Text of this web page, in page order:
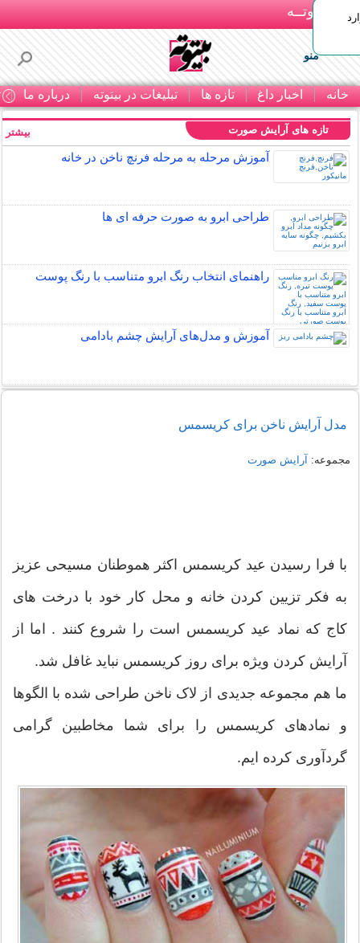
بـیتوتــه
منو
خانه اخبار داغ تازه ها تبلیغات در بیتوته درباره ما
تازه های آرایش صورت
آموزش مرحله به مرحله فرنچ ناخن در خانه
طراحی ابرو به صورت حرفه ای ها
راهنمای انتخاب رنگ ابرو متناسب با رنگ پوست
آموزش و مدل‌های آرایش چشم بادامی
بیشتر
مدل آرایش ناخن برای کریسمس
مجموعه: آرایش صورت
با فرا رسیدن عید کریسمس اکثر هموطنان مسیحی عزیز
به فکر تزیین کردن خانه و محل کار خود با درخت های
کاج که نماد عید کریسمس است را شروع کنند . اما از
آرایش کردن ویژه برای روز کریسمس نباید غافل شد.
ما هم مجموعه جدیدی از لاک ناخن طراحی شده با الگوها
و نمادهای کریسمس را برای شما مخاطبین گرامی
گردآوری کرده ایم.